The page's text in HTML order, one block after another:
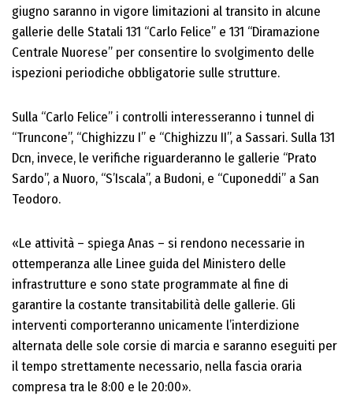
giugno saranno in vigore limitazioni al transito in alcune
gallerie delle Statali 131 “Carlo Felice” e 131 “Diramazione
Centrale Nuorese” per consentire lo svolgimento delle
ispezioni periodiche obbligatorie sulle strutture.
Sulla “Carlo Felice” i controlli interesseranno i tunnel di
“Truncone”, “Chighizzu I” e “Chighizzu II”, a Sassari. Sulla 131
Dcn, invece, le verifiche riguarderanno le gallerie “Prato
Sardo”, a Nuoro, “S’Iscala”, a Budoni, e “Cuponeddi” a San
Teodoro.
«Le attività – spiega Anas – si rendono necessarie in
ottemperanza alle Linee guida del Ministero delle
infrastrutture e sono state programmate al fine di
garantire la costante transitabilità delle gallerie. Gli
interventi comporteranno unicamente l’interdizione
alternata delle sole corsie di marcia e saranno eseguiti per
il tempo strettamente necessario, nella fascia oraria
compresa tra le 8:00 e le 20:00».